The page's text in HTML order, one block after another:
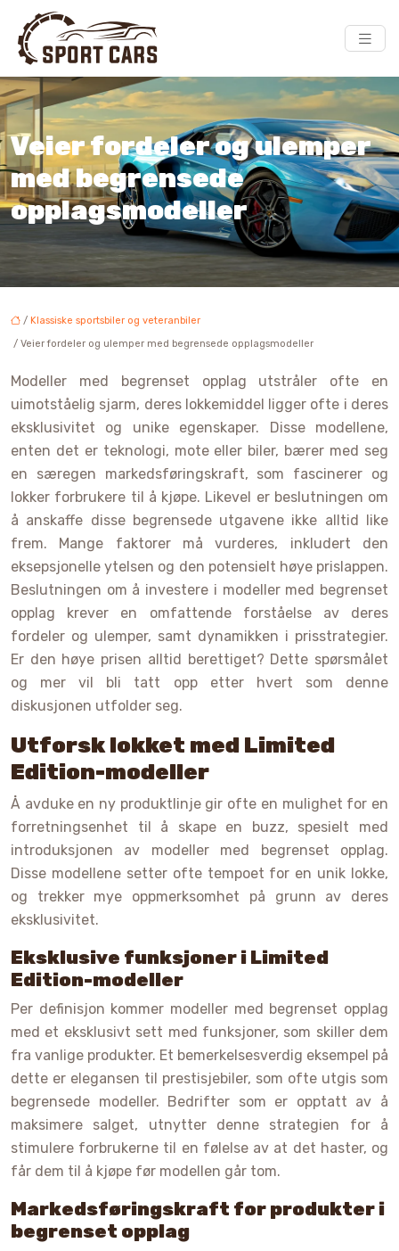
Veier fordeler og ulemper
med begrensede
opplagsmodeller
/ Klassiske sportsbiler og veteranbiler
/ Veier fordeler og ulemper med begrensede opplagsmodeller
Modeller med begrenset opplag utstråler ofte en
uimotståelig sjarm, deres lokkemiddel ligger ofte i deres
eksklusivitet og unike egenskaper. Disse modellene,
enten det er teknologi, mote eller biler, bærer med seg
en særegen markedsføringskraft, som fascinerer og
lokker forbrukere til å kjøpe. Likevel er beslutningen om
å anskaffe disse begrensede utgavene ikke alltid like
frem. Mange faktorer må vurderes, inkludert den
eksepsjonelle ytelsen og den potensielt høye prislappen.
Beslutningen om å investere i modeller med begrenset
opplag krever en omfattende forståelse av deres
fordeler og ulemper, samt dynamikken i prisstrategier.
Er den høye prisen alltid berettiget? Dette spørsmålet
og mer vil bli tatt opp etter hvert som denne
diskusjonen utfolder seg.
Utforsk lokket med Limited
Edition-modeller
Å avduke en ny produktlinje gir ofte en mulighet for en
forretningsenhet til å skape en buzz, spesielt med
introduksjonen av modeller med begrenset opplag.
Disse modellene setter ofte tempoet for en unik lokke,
og trekker mye oppmerksomhet på grunn av deres
eksklusivitet.
Eksklusive funksjoner i Limited
Edition-modeller
Per definisjon kommer modeller med begrenset opplag
med et eksklusivt sett med funksjoner, som skiller dem
fra vanlige produkter. Et bemerkelsesverdig eksempel på
dette er elegansen til prestisjebiler, som ofte utgis som
begrensede modeller. Bedrifter som er opptatt av å
maksimere salget, utnytter denne strategien for å
stimulere forbrukerne til en følelse av at det haster, og
får dem til å kjøpe før modellen går tom.
Markedsføringskraft for produkter i
begrenset opplag